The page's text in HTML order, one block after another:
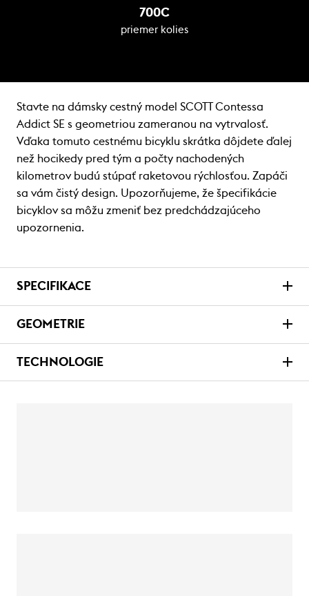
700C
priemer kolies
Stavte na dámsky cestný model SCOTT Contessa
Addict SE s geometriou zameranou na vytrvalosť.
Vďaka tomuto cestnému bicyklu skrátka dôjdete ďalej
než hocikedy pred tým a počty nachodených
kilometrov budú stúpať raketovou rýchlosťou. Zapáči
sa vám čistý design. Upozorňujeme, že špecifikácie
bicyklov sa môžu zmeniť bez predchádzajúceho
upozornenia.
SPECIFIKACE
GEOMETRIE
TECHNOLOGIE